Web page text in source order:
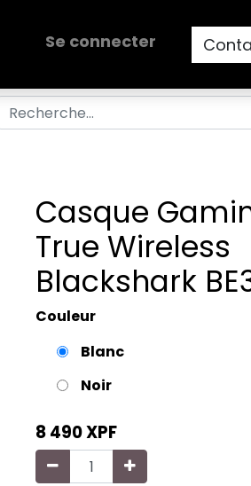
Se connecter
Casque
True Wireless
Blackshark
Couleur
Blanc
Noir
8 490XPF